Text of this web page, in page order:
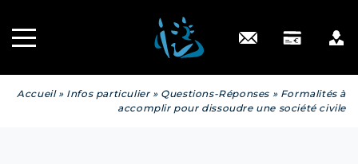
Engagé RSE
Contact
Accueil» Infos particulier» Questions-Réponses» Formalités à
accomplir pour dissoudre une société civile